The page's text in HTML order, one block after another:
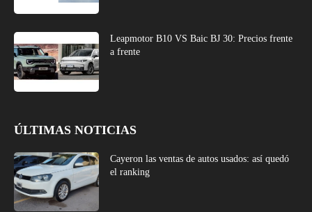
Leapmotor B10 VS Baic BJ 30: Precios frente
a frente
ÚLTIMAS NOTICIAS
Cayeron las ventas de autos usados: así quedó
el ranking